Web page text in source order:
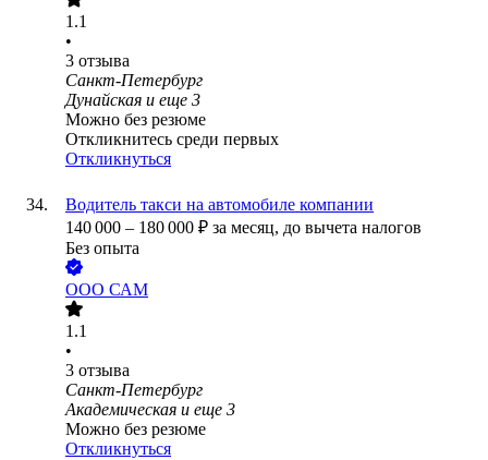
1.1
•
3 отзыва
Санкт-Петербург
Дунайская и еще 3
Можно без резюме
Откликнитесь среди первых
Откликнуться
Водитель такси на автомобиле компании
140 000 – 180 000 ₽ за месяц, до вычета налогов
Без опыта
ООО САМ
1.1
•
3 отзыва
Санкт-Петербург
Академическая и еще 3
Можно без резюме
Откликнуться